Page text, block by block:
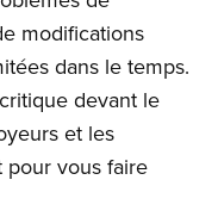
modifications
dans le temps.
devant le
et les
pour vous faire